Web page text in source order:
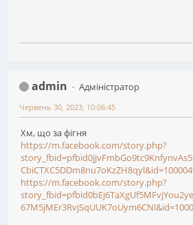
admin
Адміністратор
Червень 30, 2023, 10:06:45
Хм, що за фігня
https://m.facebook.com/story.php?
https://m.facebook.com/story.php?